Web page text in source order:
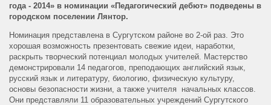
года - 2014» в номинации «Педагогический дебют» подведены в
городском поселении Лянтор.
Номинация представлена в Сургутском районе во 2-ой раз. Это
хорошая возможность презентовать свежие идеи, наработки,
раскрыть творческий потенциал молодых учителей. Мастерство
демонстрировали 14 педагогов, преподающих английский язык,
русский язык и литературу, биологию, физическую культуру,
основы безопасности жизни, а также учителя начальных классов.
Они представляли 11 образовательных учреждений Сургутского